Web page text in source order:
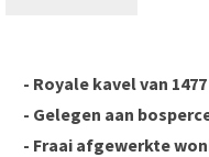
- Royale kavel van
- Gelegen aan
- Fraai afgewerkte